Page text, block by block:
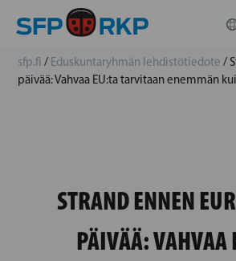
sfp.fi / Eduskuntaryhmän lehdistötiedote /
päivää: Vahvaa EU:ta tarvitaan enemmän
STRAND ENNEN
PÄIVÄÄ: VAHVAA